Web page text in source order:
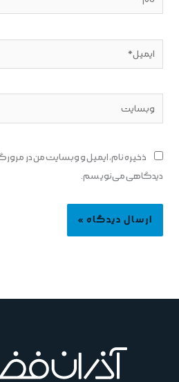
ایمیل*
وبسایت
ذخیره نام، ایمیل و وبسایت من در
دیدگاهی می‌نویسم.